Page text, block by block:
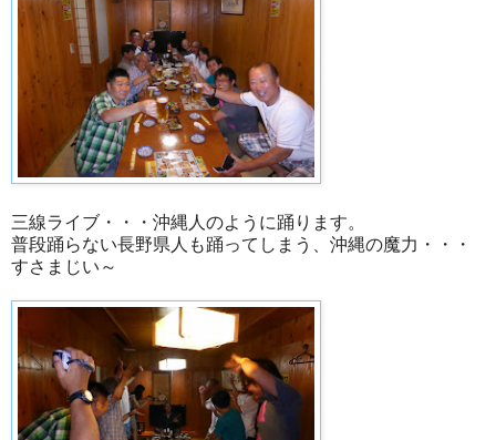
三線ライブ・・・沖縄人のように踊ります。
普段踊らない長野県人も踊ってしまう、沖縄の魔力・・・
すさまじい～